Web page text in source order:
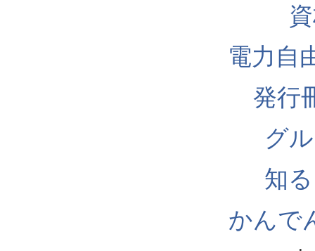
電力自
発行
グ
知
かんで